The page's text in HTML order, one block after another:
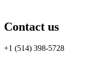
Contact us
+1 (514) 398-5728